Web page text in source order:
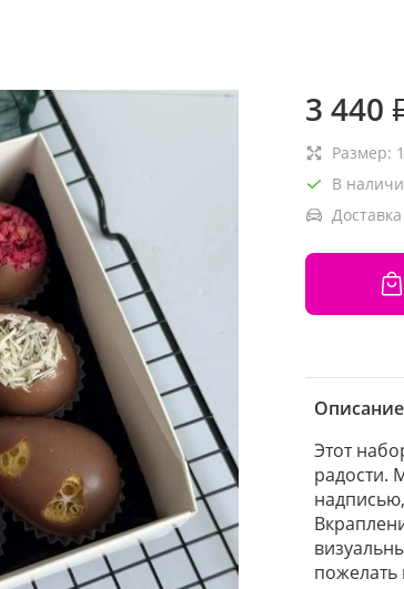
3 440
Размер:
В
Описание
Этот
радости.
пожелать